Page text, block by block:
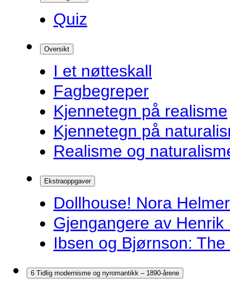
Quiz
Oversikt
I et nøtteskall
Fagbegreper
Kjennetegn på realisme
Kjennetegn på
Realisme og
Ekstraoppgaver
Dollhouse! Nora
Gjengangere av
Ibsen og Bjørnson:
6 Tidlig modernisme og nyromantikk – 1890-årene